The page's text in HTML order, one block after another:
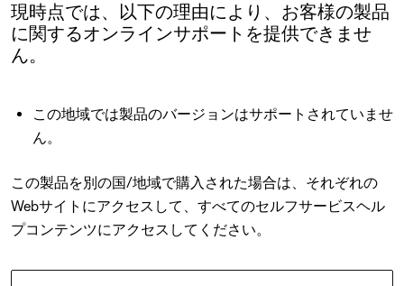
現時点では、以下の理由により、お客様の製品
に関するオンラインサポートを提供できませ
ん。
この地域では製品のバージョンはサポートされていませ
ん。
この製品を別の国/地域で購入された場合は、それぞれの
Webサイトにアクセスして、すべてのセルフサービスヘル
プコンテンツにアクセスしてください。